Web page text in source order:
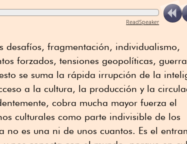
ReadSpeaker
desafíos, fragmentación, individualismo,
forzados, tensiones geopolíticas,
se suma la rápida irrupción de la
a la cultura, la producción y la
cobra mucha mayor fuerza el
culturales como parte indivisible de los
no es una ni de unos cuantos. Es el